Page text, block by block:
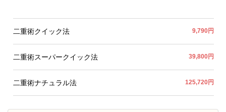
二重術クイック法 9,790円
二重術スーパークイック法 39,800円
二重術ナチュラル法 125,720円